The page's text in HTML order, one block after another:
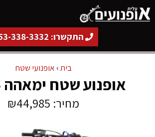
לדלג
לתוכן
התקשרו: 053-338-3332
בית› אופנועי שטח
אופנוע שטח ימאהה YZ125
מחיר: ₪44,985